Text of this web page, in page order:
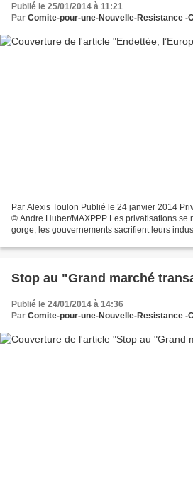
Publié le 25/01/2014 à 11:21
Par Comite-pour-une-Nouvelle-Resistance -
Par Alexis Toulon Publié le 24 janvier 2014
© Andre Huber/MAXPPP Les privatisations se
gorge, les gouvernements sacrifient leurs
Stop au "Grand marché
Publié le 24/01/2014 à 14:36
Par Comite-pour-une-Nouvelle-Resistance -